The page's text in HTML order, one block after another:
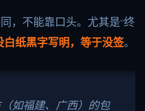
，不能靠口头。尤其是“终
白纸黑字写明，等于没签。
如福建、广西）的包